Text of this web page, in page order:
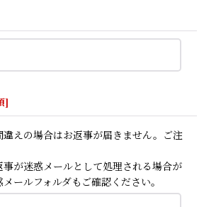
]
違えの場合はお返事が届きません。ご注
が迷惑メールとして処理される場合が
ールフォルダもご確認ください。